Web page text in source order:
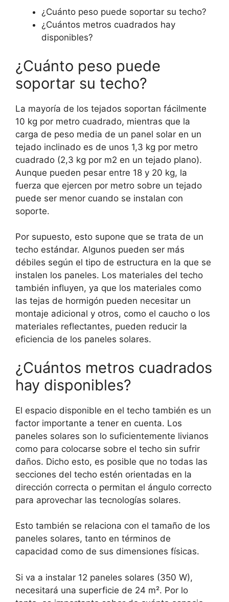
¿Cuánto peso puede soportar su techo?
¿Cuántos metros cuadrados hay
disponibles?
¿Cuánto peso puede
soportar su techo?
La mayoría de los tejados soportan fácilmente
10 kg por metro cuadrado, mientras que la
carga de peso media de un panel solar en un
tejado inclinado es de unos 1,3 kg por metro
cuadrado (2,3 kg por m2 en un tejado plano).
Aunque pueden pesar entre 18 y 20 kg, la
fuerza que ejercen por metro sobre un tejado
puede ser menor cuando se instalan con
soporte.
Por supuesto, esto supone que se trata de un
techo estándar. Algunos pueden ser más
débiles según el tipo de estructura en la que se
instalen los paneles. Los materiales del techo
también influyen, ya que los materiales como
las tejas de hormigón pueden necesitar un
montaje adicional y otros, como el caucho o los
materiales reflectantes, pueden reducir la
eficiencia de los paneles solares.
¿Cuántos metros cuadrados
hay disponibles?
El espacio disponible en el techo también es un
factor importante a tener en cuenta. Los
paneles solares son lo suficientemente livianos
como para colocarse sobre el techo sin sufrir
daños. Dicho esto, es posible que no todas las
secciones del techo estén orientadas en la
dirección correcta o permitan el ángulo correcto
para aprovechar las tecnologías solares.
Esto también se relaciona con el tamaño de los
paneles solares, tanto en términos de
capacidad como de sus dimensiones físicas.
Si va a instalar 12 paneles solares (350 W),
necesitará una superficie de 24 m². Por lo